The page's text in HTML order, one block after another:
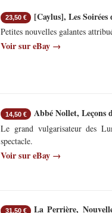
23,50 € [Caylus], Les
Petites nouvelles galantes
Voir sur eBay →
14,50 € Abbé Nollet, Leçons
Le grand vulgarisateur des
spectacle.
Voir sur eBay →
31,50 €
La Perrière,